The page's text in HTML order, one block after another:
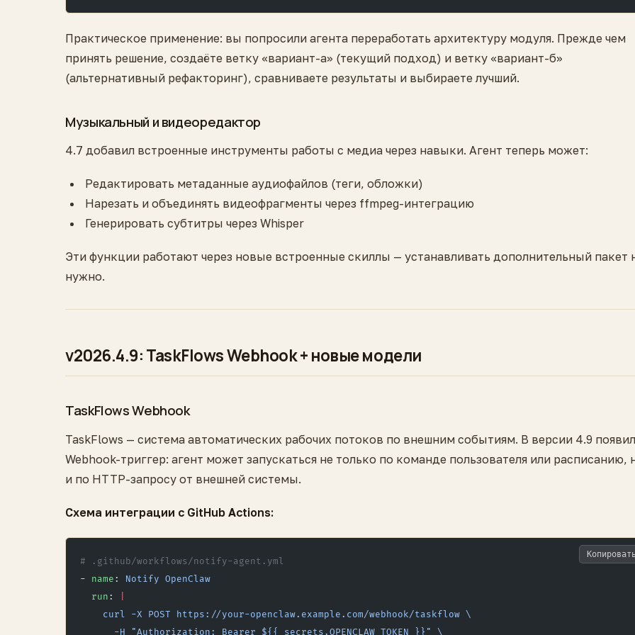
Практическое применение: вы попросили агента переработать архитектуру модуля. Прежде чем
принять решение, создаёте ветку «вариант-а» (текущий подход) и ветку «вариант-б»
(альтернативный рефакторинг), сравниваете результаты и выбираете лучший.
Музыкальный и видеоредактор
4.7 добавил встроенные инструменты работы с медиа через навыки. Агент теперь может:
Редактировать метаданные аудиофайлов (теги, обложки)
Нарезать и объединять видеофрагменты через ffmpeg-интеграцию
Генерировать субтитры через Whisper
Эти функции работают через новые встроенные скиллы — устанавливать дополнительный пакет
нужно.
v2026.4.9: TaskFlows Webhook + новые модели
TaskFlows Webhook
TaskFlows — система автоматических рабочих потоков по внешним событиям. В версии 4.9
Webhook-триггер: агент может запускаться не только по команде пользователя или расписанию,
и по HTTP-запросу от внешней системы.
Схема интеграции с GitHub Actions:
# .github/workflows/notify-agent.yml
- name :
Notify OpenClaw
  run
:
    curl -X POST https://your-openclaw.example.com/webhook/taskflow \
      -H "Authorization: Bearer ${{ secrets.OPENCLAW_TOKEN }}" \